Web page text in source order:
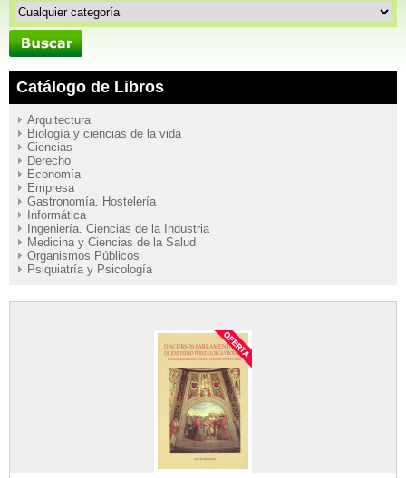
Catálogo de Libros
Arquitectura
Biología y ciencias de la vida
Ciencias
Derecho
Economía
Empresa
Gastronomía. Hostelería
Informática
Ingeniería. Ciencias de la Industria
Medicina y Ciencias de la Salud
Organismos Públicos
Psiquiatría y Psicología